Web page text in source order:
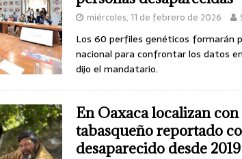
[ domingo, 9 de agosto de 2026 ] Detienen a 28 miembros del
miércoles, 11 de febrero de 2026
Los 60 perfiles genéticos formarán
nacional para confrontar los datos
dijo el mandatario.
En Oaxaca localizan con
tabasqueño reportado
desaparecido desde 2019